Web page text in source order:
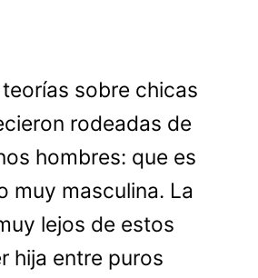
sobre chicas
rodeadas de
hombres: que es
muy masculina. La
lejos de estos
hija entre puros